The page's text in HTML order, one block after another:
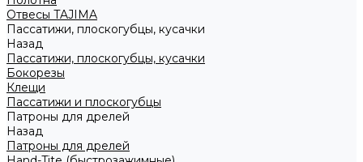
Отвесы TAJIMA
Пассатижи, плоскогубцы, кусачки
Назад
Пассатижи, плоскогубцы, кусачки
Бокорезы
Клещи
Пассатижи и плоскогубцы
Патроны для дрелей
Назад
Патроны для дрелей